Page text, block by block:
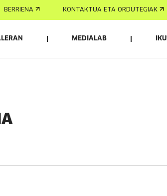
BERRIENA KONTAKTUA ETA ORDUTEGIAK
MEDIALAB